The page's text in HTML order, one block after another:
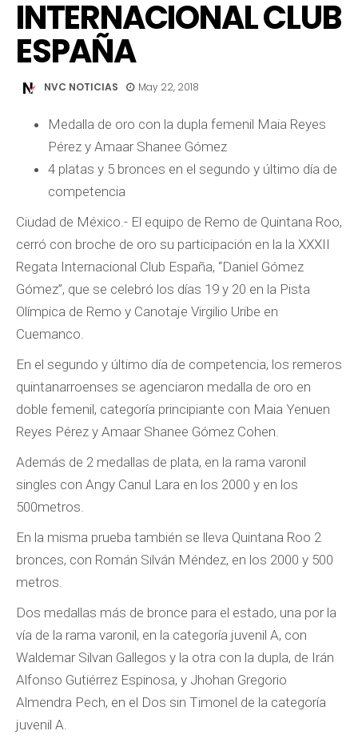
INTERNACIONAL CLUB
ESPAÑA
NVC NOTICIAS May 22, 2018
Medalla de oro con la dupla femenil Maia Reyes
Pérez y Amaar Shanee Gómez
4 platas y 5 bronces en el segundo y último día de
competencia
Ciudad de México.- El equipo de Remo de Quintana Roo,
cerró con broche de oro su participación en la la XXXII
Regata Internacional Club España, “Daniel Gómez
Gómez”, que se celebró los días 19 y 20 en la Pista
Olímpica de Remo y Canotaje Virgilio Uribe en
Cuemanco.
En el segundo y último día de competencia, los remeros
quintanarroenses se agenciaron medalla de oro en
doble femenil, categoría principiante con Maia Yenuen
Reyes Pérez y Amaar Shanee Gómez Cohen.
Además de 2 medallas de plata, en la rama varonil
singles con Angy Canul Lara en los 2000 y en los
500metros.
En la misma prueba también se lleva Quintana Roo 2
bronces, con Román Silván Méndez, en los 2000 y 500
metros.
Dos medallas más de bronce para el estado, una por la
vía de la rama varonil, en la categoría juvenil A, con
Waldemar Silvan Gallegos y la otra con la dupla, de Irán
Alfonso Gutiérrez Espinosa, y Jhohan Gregorio
Almendra Pech, en el Dos sin Timonel de la categoría
juvenil A.